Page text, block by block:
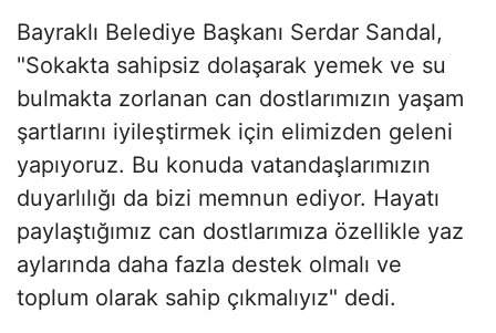
Bayraklı Belediye Başkanı Serdar Sandal,
"Sokakta sahipsiz dolaşarak yemek ve su
bulmakta zorlanan can dostlarımızın yaşam
şartlarını iyileştirmek için elimizden geleni
yapıyoruz. Bu konuda vatandaşlarımızın
duyarlılığı da bizi memnun ediyor. Hayatı
paylaştığımız can dostlarımıza özellikle yaz
aylarında daha fazla destek olmalı ve
toplum olarak sahip çıkmalıyız" dedi.